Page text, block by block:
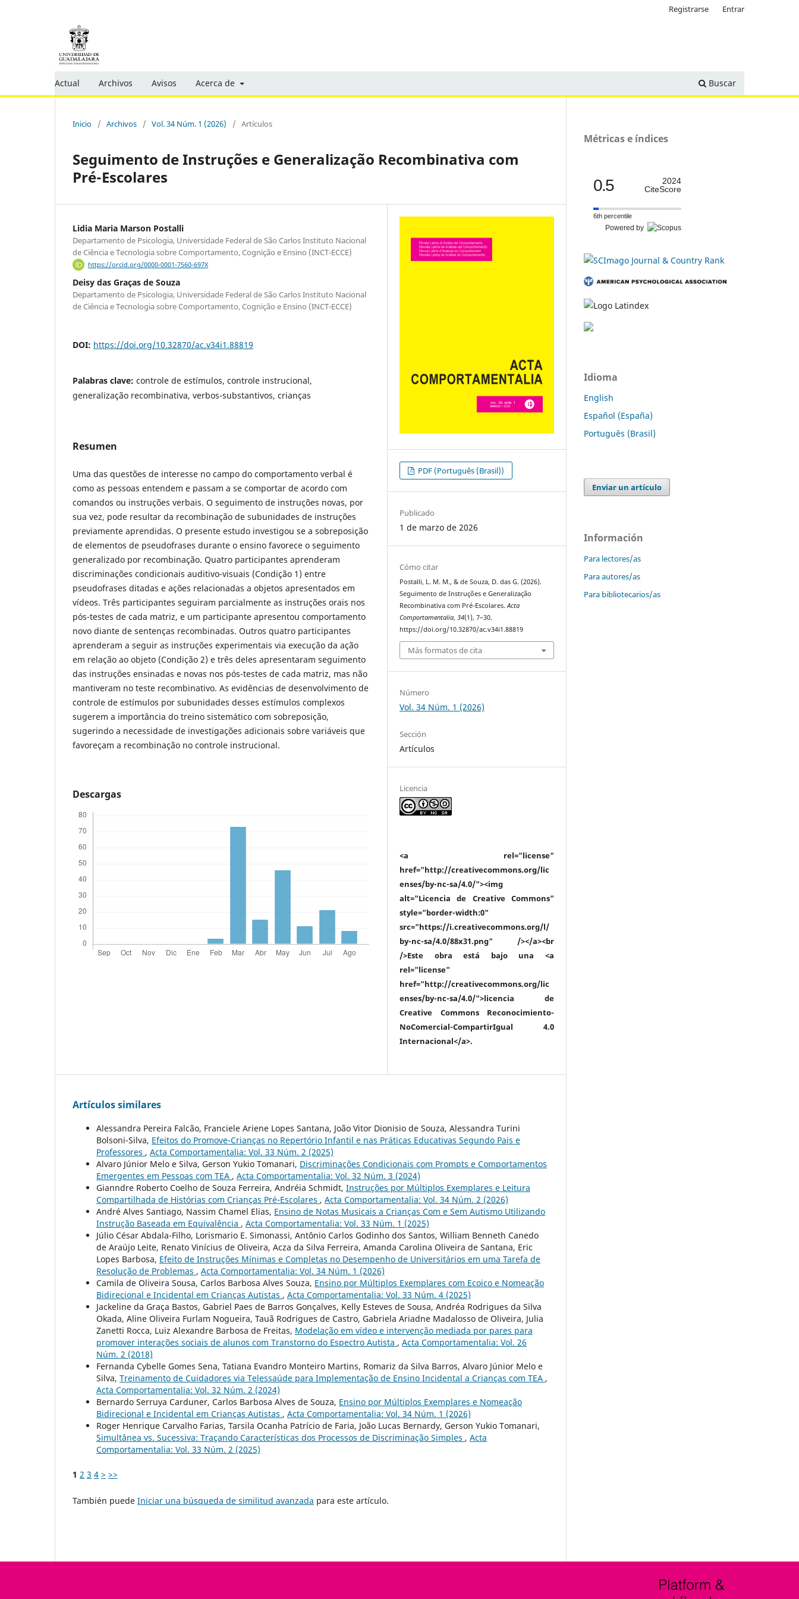
Actual Archivos Avisos Acerca de Buscar
Registrarse Entrar
Inicio / Archivos / Vol. 34 Núm. 1 (2026) / Artículos
Seguimento de Instruções e Generalização Recombinativa com
Pré-Escolares
Lidia Maria Marson Postalli
Departamento de Psicologia, Universidade Federal de São Carlos Instituto Nacional
de Ciência e Tecnologia sobre Comportamento, Cognição e Ensino (INCT-ECCE)
https://orcid.org/0000-0001-7560-697X
Deisy das Graças de Souza
Departamento de Psicologia, Universidade Federal de São Carlos Instituto Nacional
de Ciência e Tecnologia sobre Comportamento, Cognição e Ensino (INCT-ECCE)
DOI: https://doi.org/10.32870/ac.v34i1.88819
Palabras clave: controle de estímulos, controle instrucional,
generalização recombinativa, verbos-substantivos, crianças
Resumen
Uma das questões de interesse no campo do comportamento verbal é
como as pessoas entendem e passam a se comportar de acordo com
comandos ou instruções verbais. O seguimento de instruções novas, por
sua vez, pode resultar da recombinação de subunidades de instruções
previamente aprendidas. O presente estudo investigou se a sobreposição
de elementos de pseudofrases durante o ensino favorece o seguimento
generalizado por recombinação. Quatro participantes aprenderam
discriminações condicionais auditivo-visuais (Condição 1) entre
pseudofrases ditadas e ações relacionadas a objetos apresentados em
vídeos. Três participantes seguiram parcialmente as instruções orais nos
pós-testes de cada matriz, e um participante apresentou comportamento
novo diante de sentenças recombinadas. Outros quatro participantes
aprenderam a seguir as instruções experimentais via execução da ação
em relação ao objeto (Condição 2) e três deles apresentaram seguimento
das instruções ensinadas e novas nos pós-testes de cada matriz, mas não
mantiveram no teste recombinativo. As evidências de desenvolvimento de
controle de estímulos por subunidades desses estímulos complexos
sugerem a importância do treino sistemático com sobreposição,
sugerindo a necessidade de investigações adicionais sobre variáveis que
favoreçam a recombinação no controle instrucional.
Descargas
PDF (Português (Brasil))
Publicado
1 de marzo de 2026
Cómo citar
Postalli, L. M. M., & de Souza, D. das G. (2026).
Seguimento de Instruções e Generalização
Recombinativa com Pré-Escolares.Acta
Comportamentalia,34(1), 7–30.
https://doi.org/10.32870/ac.v34i1.88819
Más formatos de cita
Número
Vol. 34 Núm. 1 (2026)
Sección
Artículos
Licencia
<a rel="license"
href="http://creativecommons.org/lic
enses/by-nc-sa/4.0/"><img
alt="Licencia de Creative Commons"
style="border-width:0"
src="https://i.creativecommons.org/l/
by-nc-sa/4.0/88x31.png" /></a><br
/>Este obra está bajo una <a
rel="license"
href="http://creativecommons.org/lic
enses/by-nc-sa/4.0/">licencia de
Creative Commons Reconocimiento-
NoComercial-CompartirIgual 4.0
Internacional</a>.
Artículos similares
Alessandra Pereira Falcão, Franciele Ariene Lopes Santana, João Vitor Dionisio de Souza, Alessandra Turini
Bolsoni-Silva, Efeitos do Promove-Crianças no Repertório Infantil e nas Práticas Educativas Segundo Pais e
Professores , Acta Comportamentalia: Vol. 33 Núm. 2 (2025)
Alvaro Júnior Melo e Silva, Gerson Yukio Tomanari, Discriminações Condicionais com Prompts e Comportamentos
Emergentes em Pessoas com TEA , Acta Comportamentalia: Vol. 32 Núm. 3 (2024)
Gianndre Roberto Coelho de Souza Ferreira, Andréia Schmidt, Instruções por Múltiplos Exemplares e Leitura
Compartilhada de Histórias com Crianças Pré-Escolares , Acta Comportamentalia: Vol. 34 Núm. 2 (2026)
André Alves Santiago, Nassim Chamel Elias, Ensino de Notas Musicais a Crianças Com e Sem Autismo Utilizando
Instrução Baseada em Equivalência , Acta Comportamentalia: Vol. 33 Núm. 1 (2025)
Júlio César Abdala-Filho, Lorismario E. Simonassi, Antônio Carlos Godinho dos Santos, William Benneth Canedo
de Araújo Leite, Renato Vinícius de Oliveira, Acza da Silva Ferreira, Amanda Carolina Oliveira de Santana, Eric
Lopes Barbosa, Efeito de Instruções Mínimas e Completas no Desempenho de Universitários em uma Tarefa de
Resolução de Problemas , Acta Comportamentalia: Vol. 34 Núm. 1 (2026)
Camila de Oliveira Sousa, Carlos Barbosa Alves Souza, Ensino por Múltiplos Exemplares com Ecoico e Nomeação
Bidirecional e Incidental em Crianças Autistas , Acta Comportamentalia: Vol. 33 Núm. 4 (2025)
Jackeline da Graça Bastos, Gabriel Paes de Barros Gonçalves, Kelly Esteves de Sousa, Andréa Rodrigues da Silva
Okada, Aline Oliveira Furlam Nogueira, Tauã Rodrigues de Castro, Gabriela Ariadne Madalosso de Oliveira, Julia
Zanetti Rocca, Luiz Alexandre Barbosa de Freitas, Modelação em vídeo e intervenção mediada por pares para
promover interações sociais de alunos com Transtorno do Espectro Autista , Acta Comportamentalia: Vol. 26
Núm. 2 (2018)
Fernanda Cybelle Gomes Sena, Tatiana Evandro Monteiro Martins, Romariz da Silva Barros, Alvaro Júnior Melo e
Silva, Treinamento de Cuidadores via Telessaúde para Implementação de Ensino Incidental a Crianças com TEA ,
Acta Comportamentalia: Vol. 32 Núm. 2 (2024)
Bernardo Serruya Carduner, Carlos Barbosa Alves de Souza, Ensino por Múltiplos Exemplares e Nomeação
Bidirecional e Incidental em Crianças Autistas , Acta Comportamentalia: Vol. 34 Núm. 1 (2026)
Roger Henrique Carvalho Farias, Tarsila Ocanha Patrício de Faria, João Lucas Bernardy, Gerson Yukio Tomanari,
Simultânea vs. Sucessiva: Traçando Características dos Processos de Discriminação Simples , Acta
Comportamentalia: Vol. 33 Núm. 2 (2025)
1 2 3 4 > >>
También puede Iniciar una búsqueda de similitud avanzada para este artículo.
Métricas e índices
0.5
2024
CiteScore
6th percentile
Powered by
Idioma
English
Español (España)
Português (Brasil)
Enviar un artículo
Información
Para lectores/as
Para autores/as
Para bibliotecarios/as